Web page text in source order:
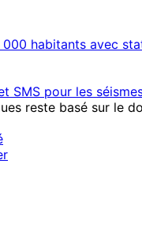
habitants avec
SMS pour les
reste basé sur le